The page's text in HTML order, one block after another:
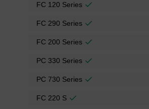
FC 120 Series
FC 290 Series
FC 200 Series
PC 330 Series
PC 730 Series
FC 220 S